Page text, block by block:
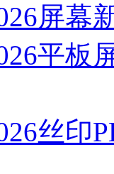
屏幕
平板
丝印